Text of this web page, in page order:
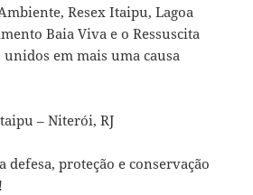
Resex Itaipu, Lagoa
Baia Viva e o Ressuscita
unidos em mais uma causa
– Niterói, RJ
defesa, proteção e conservação